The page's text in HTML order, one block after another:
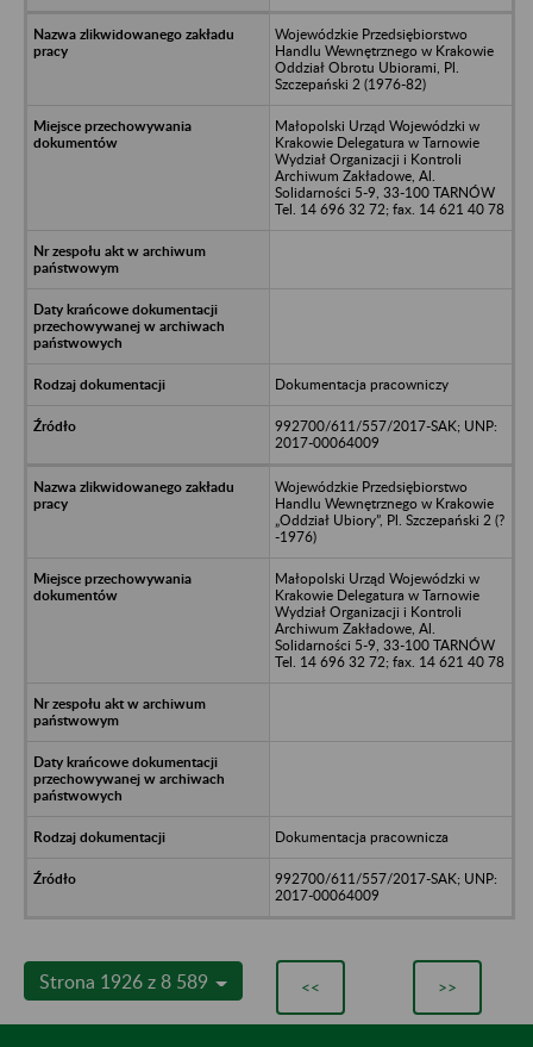
Wojewódzkie Przedsiębiorstwo
Handlu Wewnętrznego w Krakowie
Oddział Obrotu Ubiorami, Pl.
Szczepański 2 (1976-82)
Małopolski Urząd Wojewódzki w
Krakowie Delegatura w Tarnowie
Wydział Organizacji i Kontroli
Archiwum Zakładowe, Al.
Solidarności 5-9, 33-100 TARNÓW
Tel. 14 696 32 72; fax. 14 621 40 78
Dokumentacja pracowniczy
992700/611/557/2017-SAK; UNP:
2017-00064009
Wojewódzkie Przedsiębiorstwo
Handlu Wewnętrznego w Krakowie
„Oddział Ubiory”, Pl. Szczepański 2 (?
-1976)
Małopolski Urząd Wojewódzki w
Krakowie Delegatura w Tarnowie
Wydział Organizacji i Kontroli
Archiwum Zakładowe, Al.
Solidarności 5-9, 33-100 TARNÓW
Tel. 14 696 32 72; fax. 14 621 40 78
Dokumentacja pracownicza
992700/611/557/2017-SAK; UNP:
2017-00064009
Strona 1926 z 8 589 << >>